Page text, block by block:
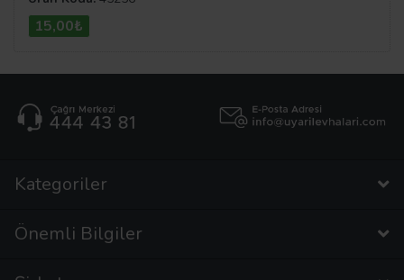
15,00₺
Kategoriler
Önemli Bilgiler